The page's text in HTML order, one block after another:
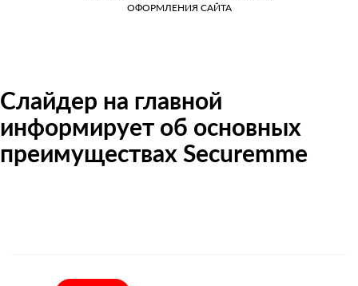
ОФОРМЛЕНИЯ САЙТА
Слайдер на главной
информирует об основных
преимуществах Securemme